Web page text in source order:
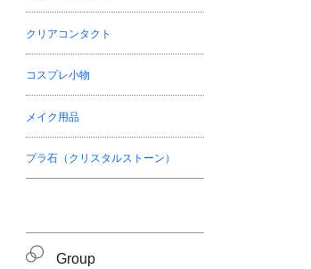
クリアコンタクト
コスプレ小物
メイク用品
プラ石（クリスタルストーン）
Group